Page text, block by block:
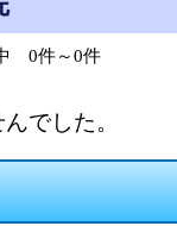
0件～0件
でした。